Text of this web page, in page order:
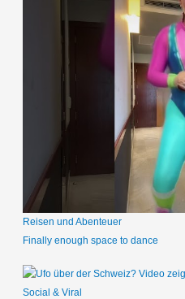
Reisen und Abenteuer
Finally enough space to dance
Social & Viral